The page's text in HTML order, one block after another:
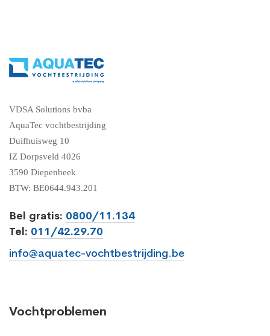
VDSA Solutions bvba
AquaTec vochtbestrijding
Duifhuisweg 10
IZ Dorpsveld 4026
3590 Diepenbeek
BTW: BE0644.943.201
Bel gratis: 0800/11.134
Tel: 011/42.29.70
info@aquatec-vochtbestrijding.be
Vochtproblemen